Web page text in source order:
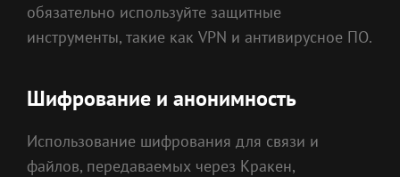
обязательно используйте защитные
инструменты, такие как VPN и антивирусное ПО.
Шифрование и анонимность
Использование шифрования для связи и
файлов, передаваемых через Кракен,